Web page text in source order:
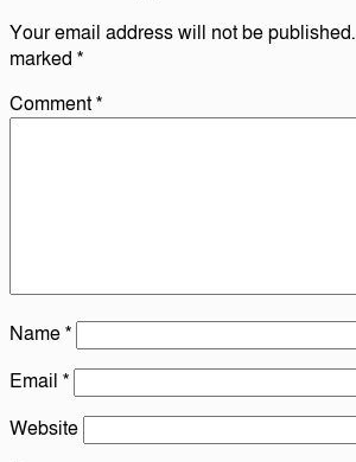
Your email address will not be published.
marked *
Comment*
Name*
Email *
Website